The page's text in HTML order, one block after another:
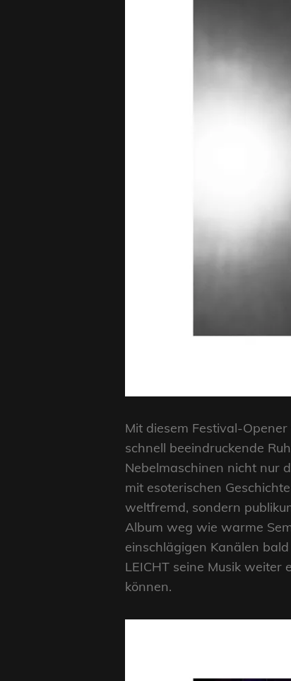
Mit diesem Festival-
schnell beeindruckende
Nebelmaschinen nicht nur
mit esoterischen
weltfremd, sondern
Album weg wie warme
einschlägigen Kanälen
LEICHT seine Musik
können.